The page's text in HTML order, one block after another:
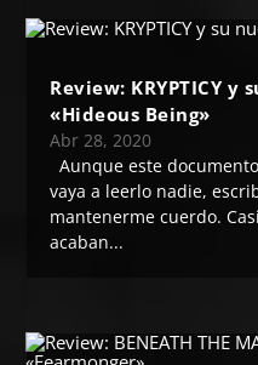
Review: KRYPTICY y
«Hideous Being»
Abr 28, 2020
Aunque este
vaya a leerlo nadie,
mantenerme cuerdo.
acaban...